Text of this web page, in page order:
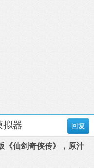
回复
拟器
《仙剑奇侠传》，原汁